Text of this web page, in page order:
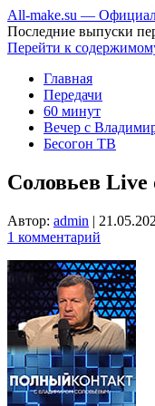
All-make.su —
Последние выпуски
Перейти к
Главная
Передачи
60 минут
Вечер с
Бесогон ТВ
Соловьев
Автор: admin |
1 комментарий